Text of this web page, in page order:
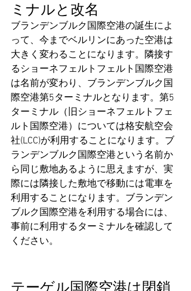
ミナルと改名
ブランデンブルク国際空港の誕生によ
って、今までベルリンにあった空港は
大きく変わることになります。隣接す
るショーネフェルトフェルト国際空港
は名前が変わり、ブランデンブルク国
際空港第5ターミナルとなります。第5
ターミナル（旧ショーネフェルトフェ
ルト国際空港）については格安航空会
社(LCC)が利用することになります。ブ
ランデンブルク国際空港という名前か
ら同じ敷地あるように思えますが、実
際には隣接した敷地で移動には電車を
利用することになります。ブランデン
ブルク国際空港を利用する場合には、
事前に利用するターミナルを確認して
ください。
テーゲル国際空港は閉鎖